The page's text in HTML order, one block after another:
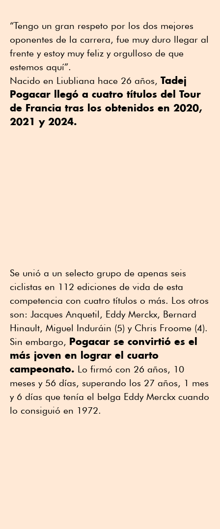
“Tengo un gran respeto por los dos mejores
oponentes de la carrera, fue muy duro llegar al
frente y estoy muy feliz y orgulloso de que
estemos aquí”.
Nacido en Liubliana hace 26 años, Tadej
Pogacar llegó a cuatro títulos del Tour
de Francia tras los obtenidos en 2020,
2021 y 2024.
Se unió a un selecto grupo de apenas seis
ciclistas en 112 ediciones de vida de esta
competencia con cuatro títulos o más. Los otros
son: Jacques Anquetil, Eddy Merckx, Bernard
Hinault, Miguel Induráin (5) y Chris Froome (4).
Sin embargo, Pogacar se convirtió es el
más joven en lograr el cuarto
campeonato. Lo firmó con 26 años, 10
meses y 56 días, superando los 27 años, 1 mes
y 6 días que tenía el belga Eddy Merckx cuando
lo consiguió en 1972.